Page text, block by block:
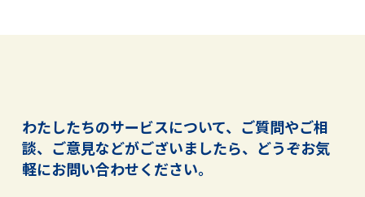
わたしたちのサービスについて、ご質問やご相
談、ご意見などがございましたら、 どうぞお気
軽にお問い合わせください。